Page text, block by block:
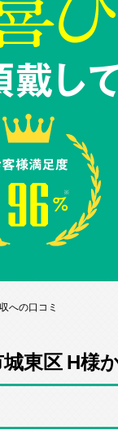
戴し
への口コミ
東区 H様